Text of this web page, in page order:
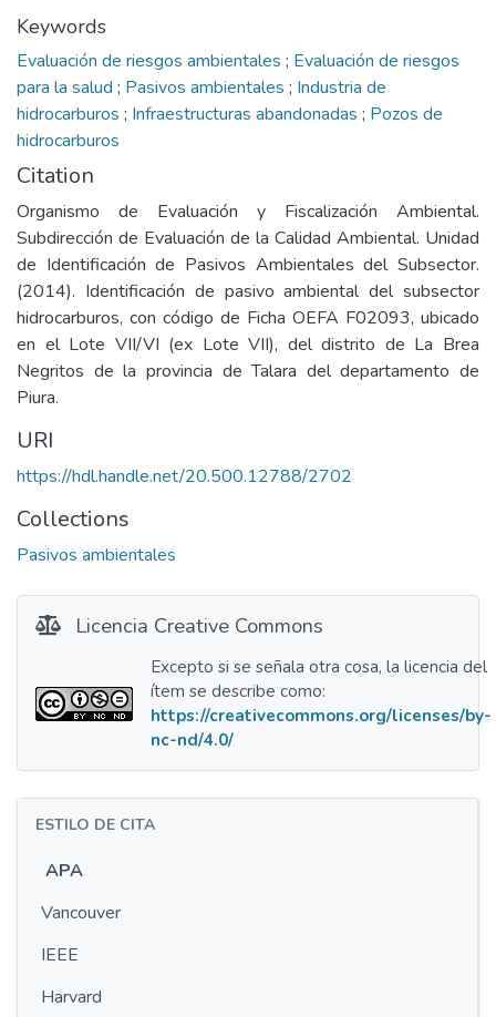
Keywords
Evaluación de riesgos ambientales ; Evaluación de riesgos
para la salud ; Pasivos ambientales ; Industria de
hidrocarburos ; Infraestructuras abandonadas ; Pozos de
hidrocarburos
Citation
Organismo de Evaluación y Fiscalización Ambiental.
Subdirección de Evaluación de la Calidad Ambiental. Unidad
de Identificación de Pasivos Ambientales del Subsector.
(2014). Identificación de pasivo ambiental del subsector
hidrocarburos, con código de Ficha OEFA F02093, ubicado
en el Lote VII/VI (ex Lote VII), del distrito de La Brea
Negritos de la provincia de Talara del departamento de
Piura.
URI
https://hdl.handle.net/20.500.12788/2702
Collections
Pasivos ambientales
Licencia Creative Commons
Excepto si se señala otra cosa, la licencia del
ítem se describe como:
https://creativecommons.org/licenses/by-
nc-nd/4.0/
ESTILO DE CITA
APA
Vancouver
IEEE
Harvard